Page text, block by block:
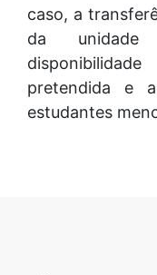
caso, a
da unidade
pretendida e
estudantes